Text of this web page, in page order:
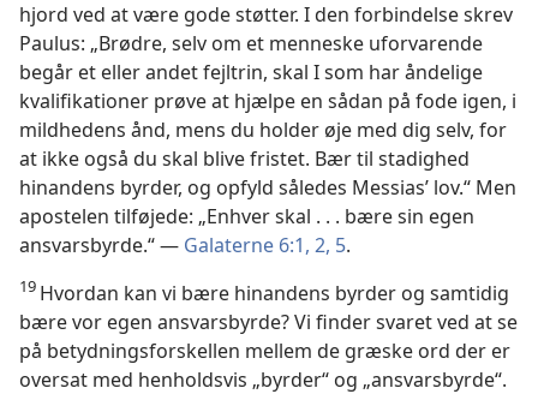
hjord ved at være gode støtter. I den forbindelse skrev
Paulus: „Brødre, selv om et menneske uforvarende
begår et eller andet fejltrin, skal I som har åndelige
kvalifikationer prøve at hjælpe en sådan på fode igen, i
mildhedens ånd, mens du holder øje med dig selv, for
at ikke også du skal blive fristet. Bær til stadighed
hinandens byrder, og opfyld således Messias’ lov.“ Men
apostelen tilføjede: „Enhver skal . . . bære sin egen
ansvarsbyrde.“ — Galaterne 6:1, 2, 5.
19 Hvordan kan vi bære hinandens byrder og samtidig
bære vor egen ansvarsbyrde? Vi finder svaret ved at se
på betydningsforskellen mellem de græske ord der er
oversat med henholdsvis „byrder“ og „ansvarsbyrde“.